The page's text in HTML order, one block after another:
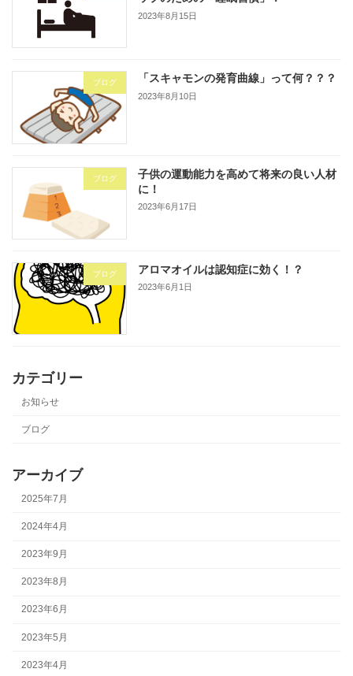
2023年8月15日
ブログ 「スキャモンの発育曲線」って何？？？
2023年8月10日
ブログ
子供の運動能力を高めて将来の良い人材
に！
2023年6月17日
ブログ アロマオイルは認知症に効く！？
2023年6月1日
カテゴリー
お知らせ
ブログ
アーカイブ
2025年7月
2024年4月
2023年9月
2023年8月
2023年6月
2023年5月
2023年4月